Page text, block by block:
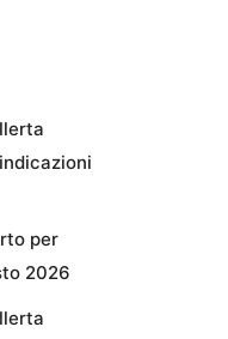
per
2026